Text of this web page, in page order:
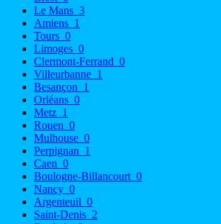
Le Mans 3
Amiens 1
Tours 0
Limoges 0
Clermont-Ferrand 0
Villeurbanne 1
Besançon 1
Orléans 0
Metz 1
Rouen 0
Mulhouse 0
Perpignan 1
Caen 0
Boulogne-Billancourt 0
Nancy 0
Argenteuil 0
Saint-Denis 2